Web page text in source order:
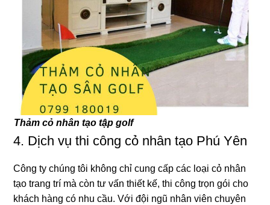
Thảm cỏ nhân tạo tập golf
4. Dịch vụ thi công cỏ nhân tạo Phú Yên
Công ty chúng tôi không chỉ cung cấp các loại cỏ nhân
tạo trang trí mà còn tư vấn thiết kế, thi công trọn gói cho
khách hàng có nhu cầu. Với đội ngũ nhân viên chuyên